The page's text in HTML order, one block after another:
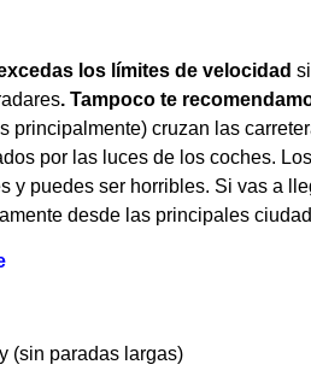
los límites de velocidad
. Tampoco te
principalmente) cruzan las
por las luces de los coches.
y puedes ser horribles. Si vas a
desde las principales
(sin paradas largas)